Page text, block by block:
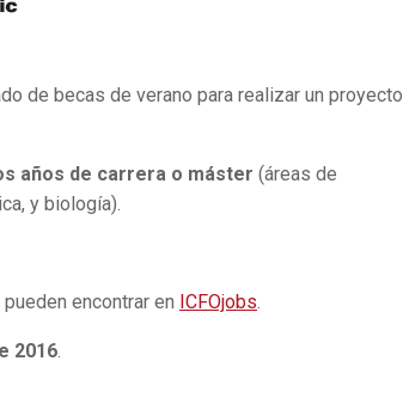
de becas de verano para realizar un proyecto
años de carrera o máster (áreas de
y biología).
encontrar en ICFOjobs
2016